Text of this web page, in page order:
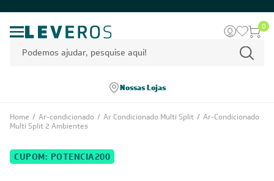
0
Nossas Lojas
Home / Ar-condicionado / Ar Condicionado Multi Split / Ar-Condicionado
Multi Split 2 Ambientes
CUPOM: POTENCIA200